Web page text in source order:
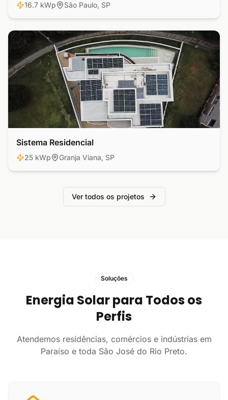
16.7 kWp São Paulo, SP
Residencial
Sistema Residencial
25 kWp Granja Viana, SP
Ver todos os projetos
Soluções
Energia Solar para Todos os
Perfis
Atendemos residências, comércios e indústrias em
Paraíso e toda São José do Rio Preto.